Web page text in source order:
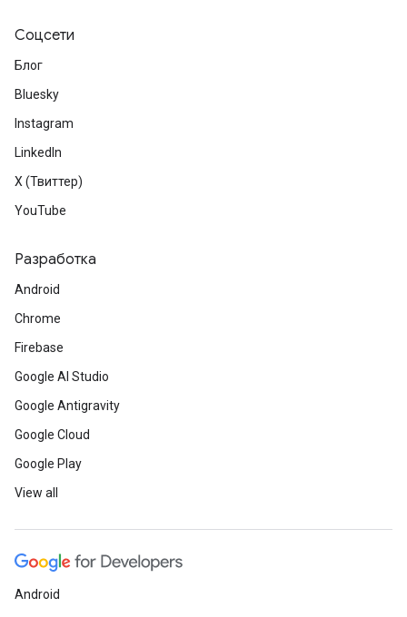
Соцсети
Блог
Bluesky
Instagram
LinkedIn
X (Твиттер)
YouTube
Разработка
Android
Chrome
Firebase
Google AI Studio
Google Antigravity
Google Cloud
Google Play
View all
Android